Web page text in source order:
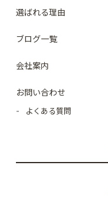
選ばれる理由
ブログ一覧
会社案内
お問い合わせ
よくある質問